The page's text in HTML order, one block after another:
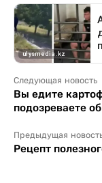
Следующая новость
Вы едите
подозреваете
Предыдущая
Рецепт